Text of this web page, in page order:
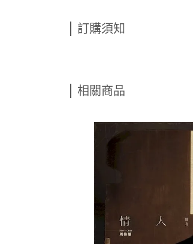
訂購須知
相關商品